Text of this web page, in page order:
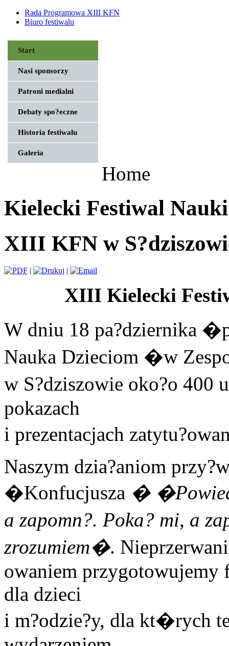
Rada Programowa XIII KFN
Biuro festiwalu
Start
Nasi sponsorzy
Patroni medialni
Debaty spo?eczne
Historia festiwalu
Galeria
Home
Kielecki Festiwal Nauki
XIII KFN w
| |
XIII Kielecki
W dniu 18 pa?dziernika
Nauka Dzieciom �w
w S?dziszowie oko?o 400
pokazach
i prezentacjach
Naszym dzia?aniom
�Konfucjusza �
a zapomn?. Poka? mi, a
zrozumiem�.
owaniem przygotowujemy
dla dzieci
i m?odzie?y, dla kt�rych